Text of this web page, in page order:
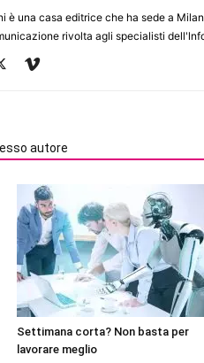
è una casa editrice che ha sede a
rivolta agli specialisti
autore
Settimana corta? Non basta per
lavorare meglio